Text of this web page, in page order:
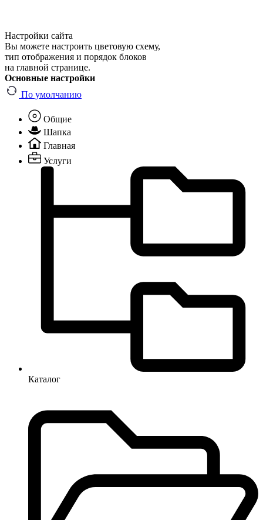
Настройки сайта
Вы можете настроить цветовую схему,
тип отображения и порядок блоков
на главной странице.
Основные настройки
По умолчанию
Общие
Шапка
Главная
Услуги
Каталог